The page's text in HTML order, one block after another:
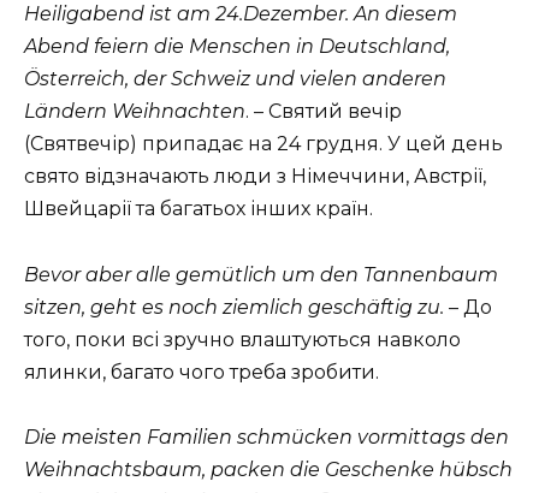
Heiligabend ist am 24.Dezember. An diesem
Abend feiern die Menschen in Deutschland,
Österreich, der Schweiz und vielen anderen
Ländern Weihnachten. – Святий вечір
(Святвечір) припадає на 24 грудня. У цей день
свято відзначають люди з Німеччини, Австрії,
Швейцарії та багатьох інших країн.
Bevor aber alle gemütlich um den Tannenbaum
sitzen, geht es noch ziemlich geschäftig zu. – До
того, поки всі зручно влаштуються навколо
ялинки, багато чого треба зробити.
Die meisten Familien schmücken vormittags den
Weihnachtsbaum, packen die Geschenke hübsch